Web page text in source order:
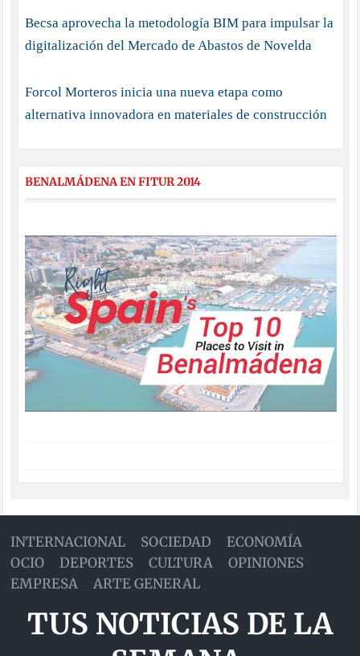
Becsa aprovecha la metodología BIM para impulsar la
digitalización del Mercado de Abastos de Novelda
Forcol Morteros inicia una nueva etapa como
alternativa innovadora en materiales de construcción
BENALMÁDENA EN FITUR 2014
INTERNACIONAL SOCIEDAD
ECONOMÍA
OCIO
DEPORTES CULTURA
OPINIONES
EMPRESA
ARTE GENERAL
TUS NOTICIAS DE LA